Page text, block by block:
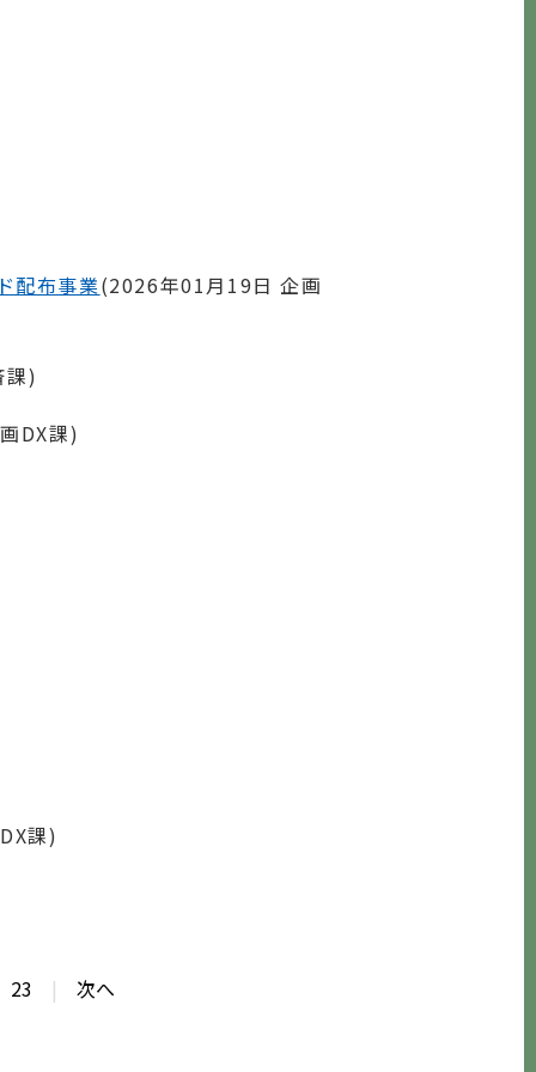
配布事業(2026年01月19日 企画
)
DX課)
課)
23 | 次へ